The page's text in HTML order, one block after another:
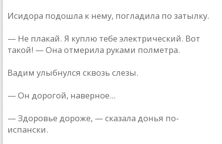
Исидора подошла к нему, погладила по затылку.
— Не плакай. Я куплю тебе электрический. Вот
такой! — Она отмерила руками полметра.
Вадим улыбнулся сквозь слезы.
— Он дорогой, наверное...
— Здоровье дороже, — сказала донья по-
испански.